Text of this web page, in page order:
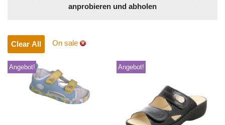
anprobieren und abholen
Clear All On sale
Angebot! Angebot!